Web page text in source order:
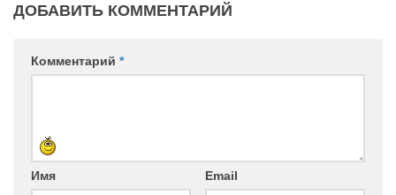
ДОБАВИТЬ КОММЕНТАРИЙ
Комментарий *
Имя Email